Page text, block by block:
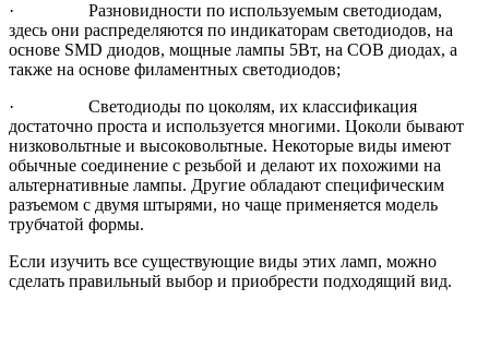
· Разновидности по используемым светодиодам,
здесь они распределяются по индикаторам светодиодов, на
основе SMD диодов, мощные лампы 5Вт, на СОВ диодах, а
также на основе филаментных светодиодов;
· Светодиоды по цоколям, их классификация
достаточно проста и используется многими. Цоколи бывают
низковольтные и высоковольтные. Некоторые виды имеют
обычные соединение с резьбой и делают их похожими на
альтернативные лампы. Другие обладают специфическим
разъемом с двумя штырями, но чаще применяется модель
трубчатой формы.
Если изучить все существующие виды этих ламп, можно
сделать правильный выбор и приобрести подходящий вид.